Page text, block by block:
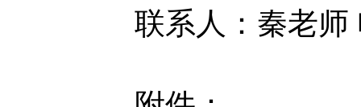
联系人：秦老师